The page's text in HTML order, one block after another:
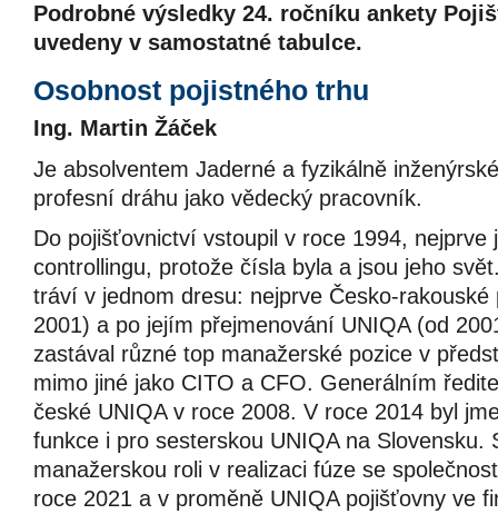
Podrobné výsledky 24. ročníku ankety
uvedeny v samostatné tabulce.
Osobnost pojistného trhu
Ing. Martin Žáček
Je absolventem Jaderné a fyzikálně
profesní dráhu jako vědecký pracovník.
Do pojišťovnictví vstoupil v roce 1994, nejprve
controllingu, protože čísla byla a jsou jeho
tráví v jednom dresu: nejprve Česko-
2001) a po jejím přejmenování UNIQA (od
zastával různé top manažerské pozice v
mimo jiné jako CITO a CFO. Generálním
české UNIQA v roce 2008. V roce 2014 byl
funkce i pro sesterskou UNIQA na Slovensku.
manažerskou roli v realizaci fúze se
roce 2021 a v proměně UNIQA pojišťovny ve